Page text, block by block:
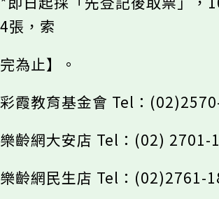
*即日起採「先登記後取票」
4張，索
完為止】。
彩霞教育基金會 Tel：
樂齡網大安店 Tel：(02) 2701-
樂齡網民生店 Tel：(02)2761-